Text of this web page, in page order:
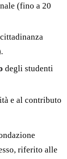
(fino a 20
degli studenti
e al contributo
riferito alle